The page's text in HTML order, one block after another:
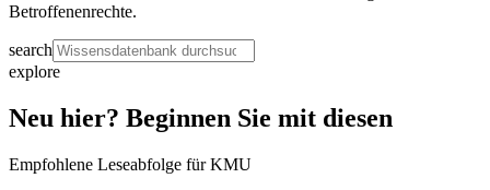
Betroffenenrechte.
search
explore
Neu hier? Beginnen Sie mit diesen
Empfohlene Leseabfolge für KMU